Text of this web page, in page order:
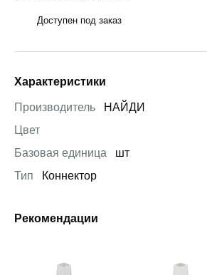
Доступен под заказ
Характеристики
Производитель
НАЙДИ
Цвет
Базовая единица
шт
Тип
Коннектор
Рекомендации